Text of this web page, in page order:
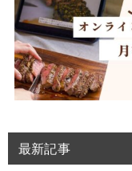
最新記事